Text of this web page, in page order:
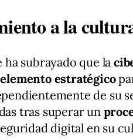
a la
subrayado que la
estratégico
de su
tras superar un
digital en su